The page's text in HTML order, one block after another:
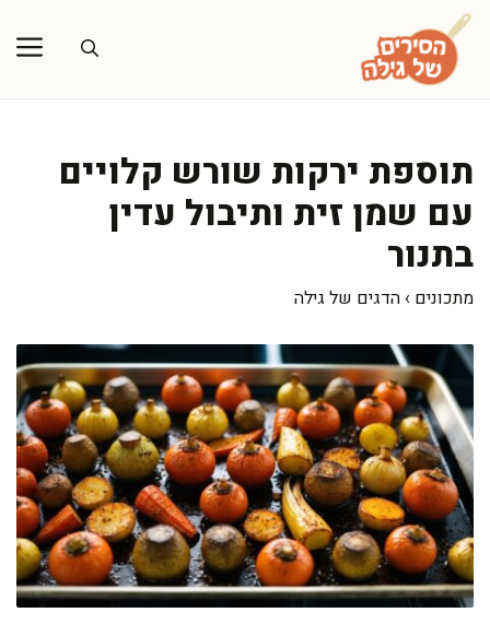
לדלג
לתוכן
תוספת ירקות שורש קלויים
עם שמן זית ותיבול עדין
בתנור
מתכונים › הדגים של גילה